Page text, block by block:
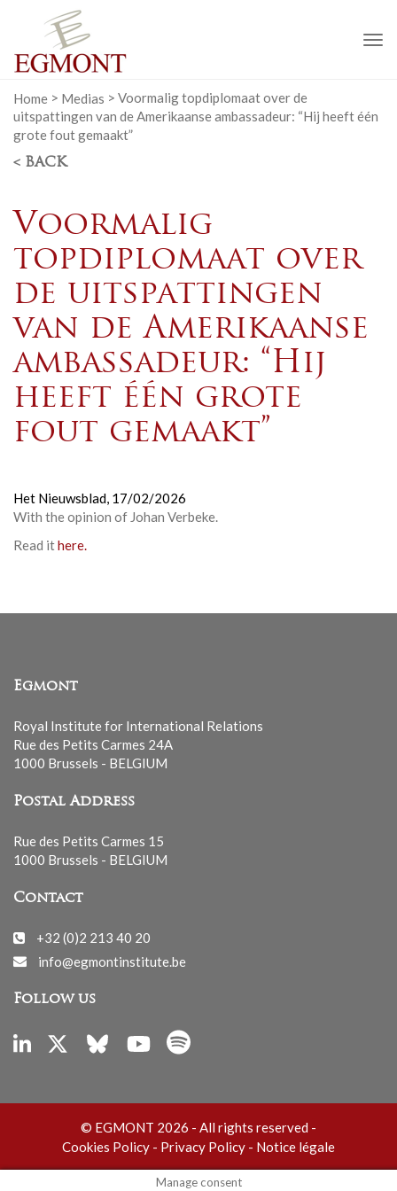
Home > Medias > Voormalig topdiplomaat over de
uitspattingen van de Amerikaanse ambassadeur: “Hij heeft één
grote fout gemaakt”
< BACK
Voormalig
topdiplomaat over
de uitspattingen
van de Amerikaanse
ambassadeur: “Hij
heeft één grote
fout gemaakt”
Het Nieuwsblad, 17/02/2026
With the opinion of Johan Verbeke.
Read ithere.
Egmont
Royal Institute for International Relations
Rue des Petits Carmes 24A
1000 Brussels - BELGIUM
Postal Address
Rue des Petits Carmes 15
1000 Brussels - BELGIUM
Contact
+32 (0)2 213 40 20
info@egmontinstitute.be
Follow us
© EGMONT 2026 - All rights reserved -
Cookies Policy - Privacy Policy - Notice légale
Manage consent